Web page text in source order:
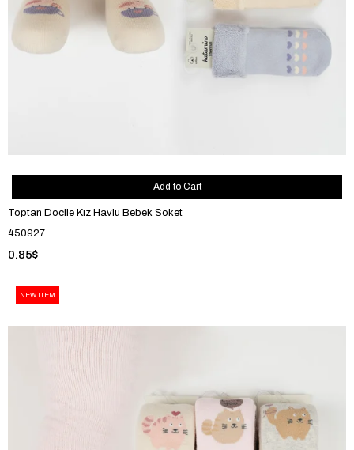
Toptan Docile Kız Havlu Bebek Soket
450927
0.85$
Add to Cart
NEW ITEM